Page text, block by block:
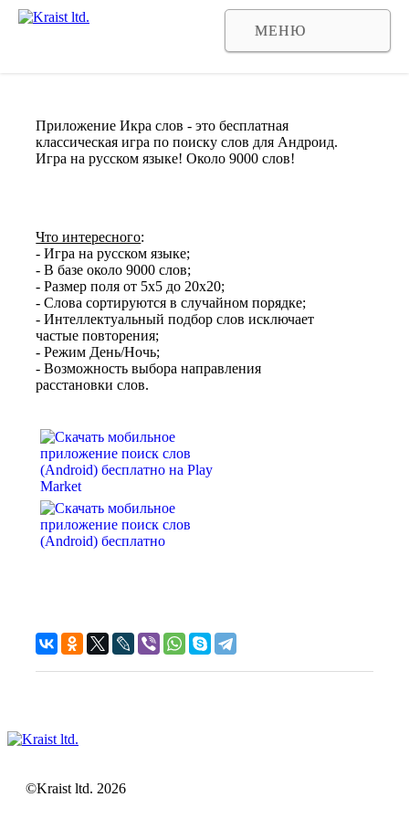
МЕНЮ
Игра поиск слов - Икра слов
Приложение Икра слов - это бесплатная
классическая игра по поиску слов для Андроид.
Игра на русском языке! Около 9000 слов!
Что интересного:
- Игра на русском языке;
- В базе около 9000 слов;
- Размер поля от 5x5 до 20x20;
- Слова сортируются в случайном порядке;
- Интеллектуальный подбор слов исключает
частые повторения;
- Режим День/Ночь;
- Возможность выбора направления
расстановки слов.
©Kraist ltd. 2026